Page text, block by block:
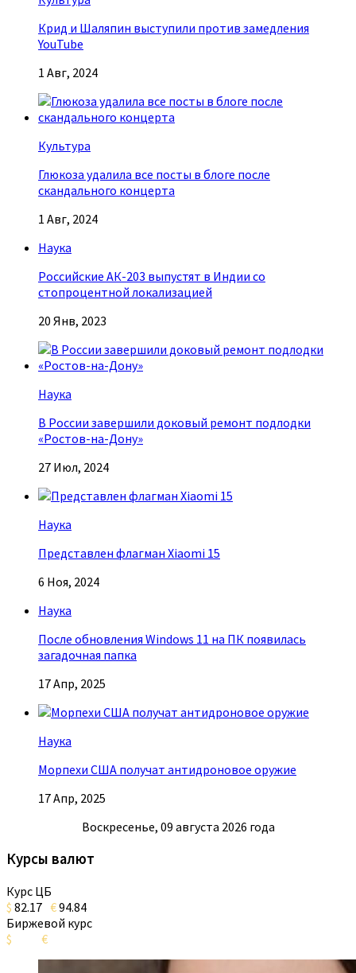
Крид и Шаляпин выступили против замедления
YouTube
1 Авг, 2024
Культура
Глюкоза удалила все посты в блоге после
скандального концерта
1 Авг, 2024
Наука
Российские АК-203 выпустят в Индии со
стопроцентной локализацией
20 Янв, 2023
Наука
В России завершили доковый ремонт подлодки
«Ростов-на-Дону»
27 Июл, 2024
Наука
Представлен флагман Xiaomi 15
6 Ноя, 2024
Наука
После обновления Windows 11 на ПК появилась
загадочная папка
17 Апр, 2025
Наука
Морпехи США получат антидроновое оружие
17 Апр, 2025
Воскресенье, 09 августа 2026 года
Курсы валют
Курс ЦБ
$ 82.17 €94.84
Биржевой курс
$
€